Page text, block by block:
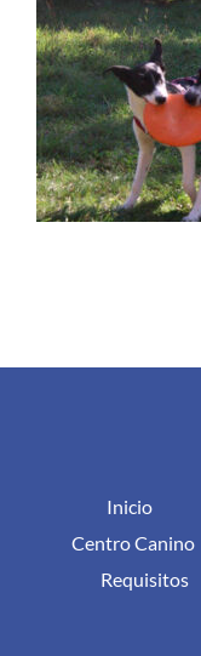
Inicio
Centro Canino
Requisitos